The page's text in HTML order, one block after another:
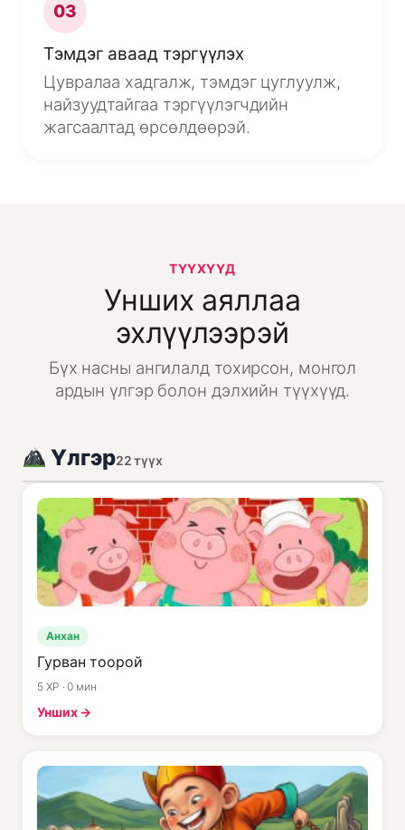
03
Тэмдэг аваад тэргүүлэх
Цувралаа хадгалж, тэмдэг цуглуулж,
найзуудтайгаа тэргүүлэгчдийн
жагсаалтад өрсөлдөөрэй.
ТҮҮХҮҮД
Унших аяллаа
эхлүүлээрэй
Бүх насны ангилалд тохирсон, монгол
ардын үлгэр болон дэлхийн түүхүүд.
Үлгэр22 түүх
Анхан
Гурван тоорой
5 XP · 0 мин
Унших →